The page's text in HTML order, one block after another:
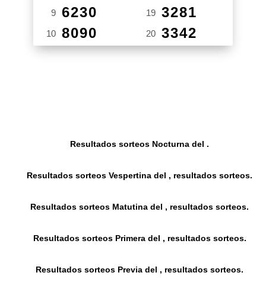
9 6230
10 8090
19 3281
20 3342
Resultados sorteos Nocturna del .
Resultados sorteos Vespertina del , resultados sorteos.
Resultados sorteos Matutina del , resultados sorteos.
Resultados sorteos Primera del , resultados sorteos.
Resultados sorteos Previa del , resultados sorteos.